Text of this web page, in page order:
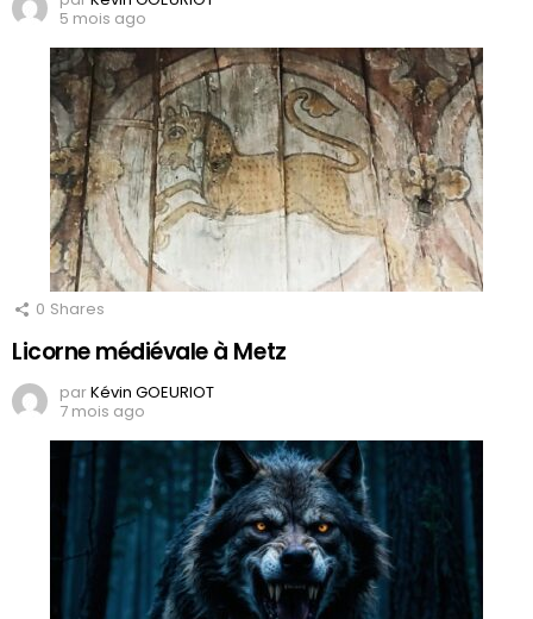
5 mois ago
0 Shares
Licorne médiévale à Metz
parKévin GOEURIOT
7 mois ago